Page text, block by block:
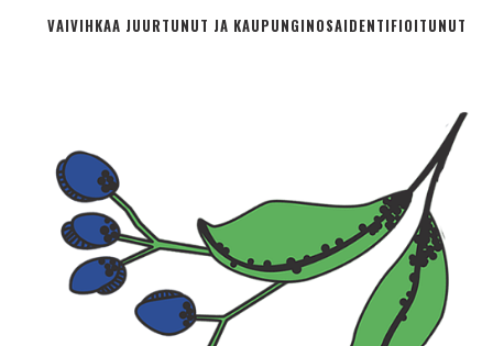
VAIVIHKAA JUURTUNUT JA KAUPUNGINOSA­IDENTIFIOITUNUT